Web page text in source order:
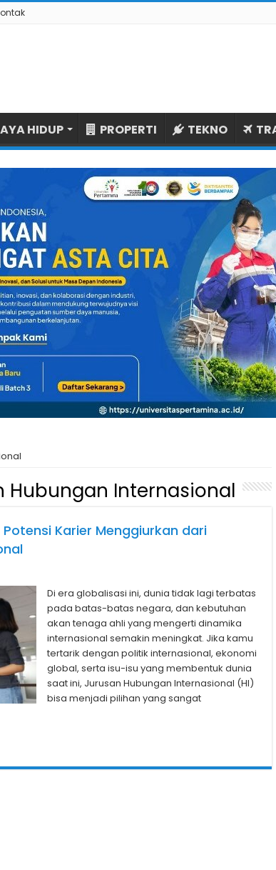
HIDUP PROPERTI TEKNO
Hubungan Internasional
Karier Menggiurkan dari
Di era globalisasi ini, dunia tidak lagi terbatas
pada batas-batas negara, dan kebutuhan
akan tenaga ahli yang mengerti dinamika
internasional semakin meningkat. Jika kamu
tertarik dengan politik internasional, ekonomi
global, serta isu-isu yang membentuk dunia
saat ini, Jurusan Hubungan Internasional (HI)
bisa menjadi pilihan yang sangat